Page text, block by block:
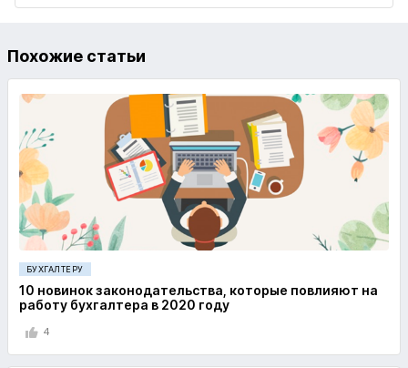
Похожие статьи
БУХГАЛТЕРУ
10 новинок законодательства, которые повлияют на
работу бухгалтера в 2020 году
4